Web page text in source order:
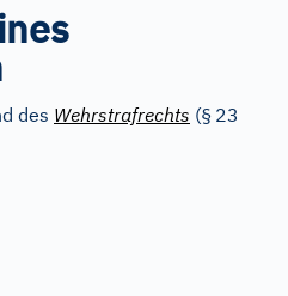
des Wehrstrafrechts (§ 23